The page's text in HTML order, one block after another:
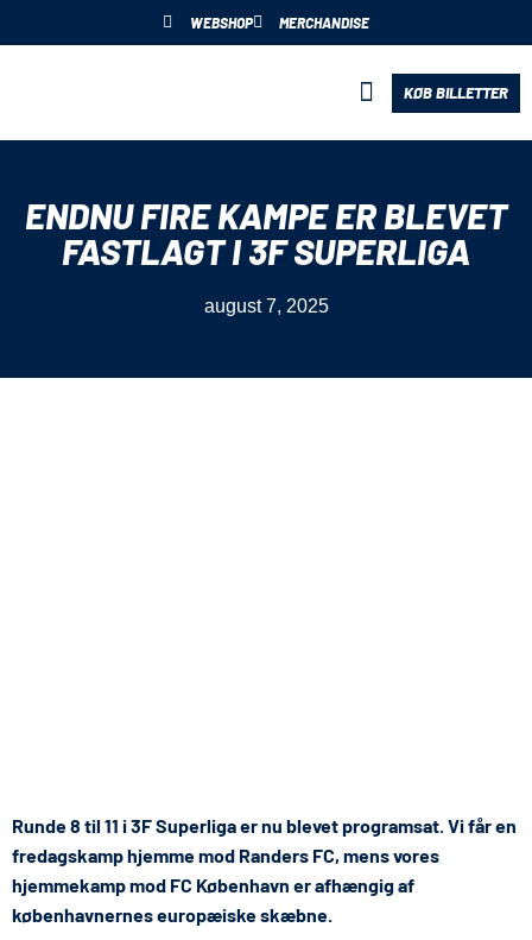
WEBSHOP MERCHANDISE
KØB BILLETTER
ENDNU FIRE KAMPE ER BLEVET
FASTLAGT I 3F SUPERLIGA
august 7, 2025
Runde 8 til 11 i 3F Superliga er nu blevet programsat. Vi får en
fredagskamp hjemme mod Randers FC, mens vores
hjemmekamp mod FC København er afhængig af
københavnernes europæiske skæbne.